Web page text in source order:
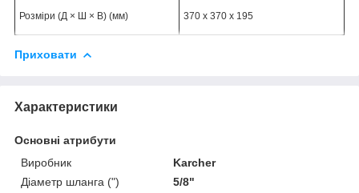
Розміри (Д × Ш × В) (мм) 370 x 370 x 195
Приховати
Характеристики
Основні атрибути
Виробник
Karcher
Діаметр шланга (")
5/8"